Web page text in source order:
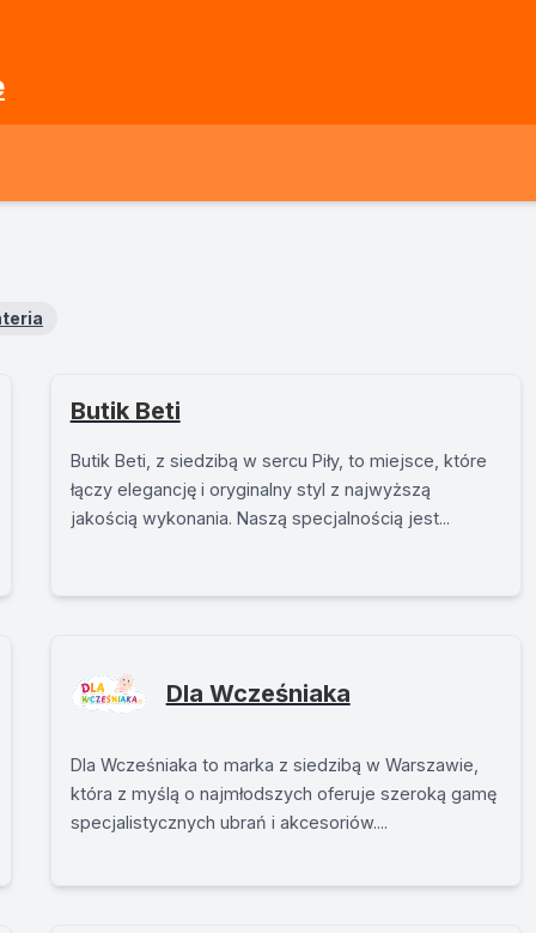
Butik Beti
Butik Beti, z siedzibą w sercu Piły, to miejsce, które
łączy elegancję i oryginalny styl z najwyższą
jakością wykonania. Naszą specjalnością jest...
Dla Wcześniaka
Dla Wcześniaka to marka z siedzibą w Warszawie,
która z myślą o najmłodszych oferuje szeroką gamę
specjalistycznych ubrań i akcesoriów....